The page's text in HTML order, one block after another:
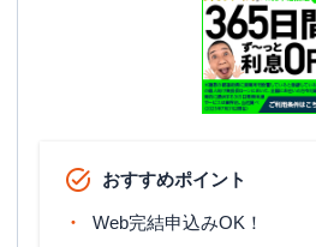
おすすめポイント
Web完結申込みOK！